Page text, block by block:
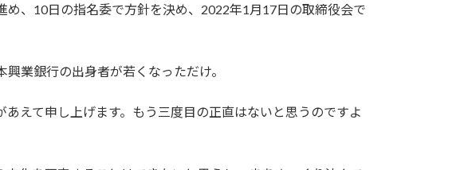
、10日の指名委で方針を決め、2022年1月17日の取締役会で
業銀行の出身者が若くなっただけ。
えて申し上げます。もう三度目の正直はないと思うのですよ